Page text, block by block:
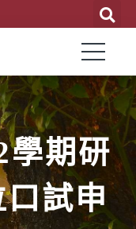
學期研
試申